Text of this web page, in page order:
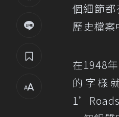
個細節
歷史檔案
在1948
的字樣